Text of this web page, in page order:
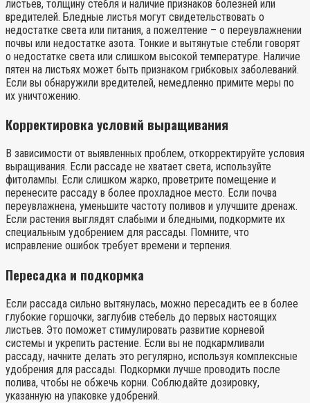
листьев, толщину стебля и наличие признаков болезней или
вредителей. Бледные листья могут свидетельствовать о
недостатке света или питания, а пожелтение – о переувлажнении
почвы или недостатке азота. Тонкие и вытянутые стебли говорят
о недостатке света или слишком высокой температуре. Наличие
пятен на листьях может быть признаком грибковых заболеваний.
Если вы обнаружили вредителей, немедленно примите меры по
их уничтожению.
Корректировка условий выращивания
В зависимости от выявленных проблем, откорректируйте условия
выращивания. Если рассаде не хватает света, используйте
фитолампы. Если слишком жарко, проветрите помещение и
перенесите рассаду в более прохладное место. Если почва
переувлажнена, уменьшите частоту поливов и улучшите дренаж.
Если растения выглядят слабыми и бледными, подкормите их
специальным удобрением для рассады. Помните, что
исправление ошибок требует времени и терпения.
Пересадка и подкормка
Если рассада сильно вытянулась, можно пересадить ее в более
глубокие горшочки, заглубив стебель до первых настоящих
листьев. Это поможет стимулировать развитие корневой
системы и укрепить растение. Если вы не подкармливали
рассаду, начните делать это регулярно, используя комплексные
удобрения для рассады. Подкормки лучше проводить после
полива, чтобы не обжечь корни. Соблюдайте дозировку,
указанную на упаковке удобрений.